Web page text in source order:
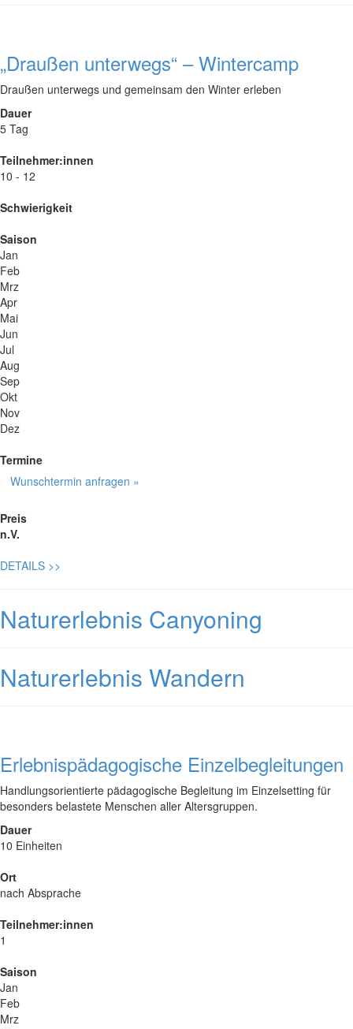
„Draußen unterwegs“ – Wintercamp
Draußen unterwegs und gemeinsam den Winter erleben
Dauer
5 Tag
Teilnehmer:innen
10 - 12
Schwierigkeit
Saison
Jan
Feb
Mrz
Apr
Mai
Jun
Jul
Aug
Sep
Okt
Nov
Dez
Termine
Wunschtermin anfragen »
Preis
n.V.
DETAILS >>
Naturerlebnis Canyoning
Naturerlebnis Wandern
Erlebnispädagogische Einzelbegleitungen
Handlungsorientierte pädagogische Begleitung im Einzelsetting für
besonders belastete Menschen aller Altersgruppen.
Dauer
10 Einheiten
Ort
nach Absprache
Teilnehmer:innen
1
Saison
Jan
Feb
Mrz